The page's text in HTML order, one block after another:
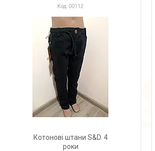
00112
Котонові штани S&D. 4
роки